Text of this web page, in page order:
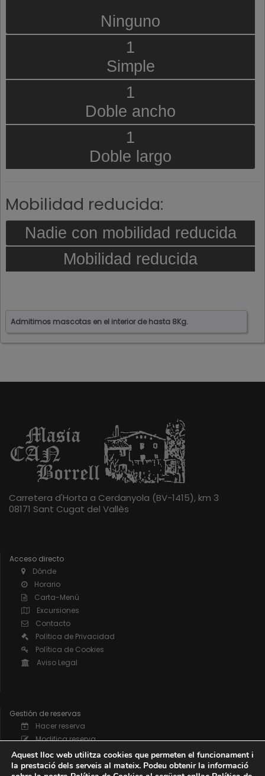
Ninguno
1
Simple
1
Doble ancho
1
Doble largo
Mobilidad reducida:
Nadie con mobilidad reducida
Mobilidad reducida
Admitimos mascotas en el interior de hasta 8Kg.
Carretera d'Horta a Cerdanyola (BV-1415), km 3
08171 Sant Cugat del Vallès
Acceso directo
Dónde
Horario
Carta-Menú
Excursiones
Contacto
Política de Privacidad
Política de Cookies
Aviso Legal
Gestión de reservas
Hacer reserva
Modifica reserva
Anula una reserva
Reserva de grupos
Aquest lloc web utilitza cookies que permeten el funcionament i
la prestació dels serveis al mateix. Podeu obtenir la informació